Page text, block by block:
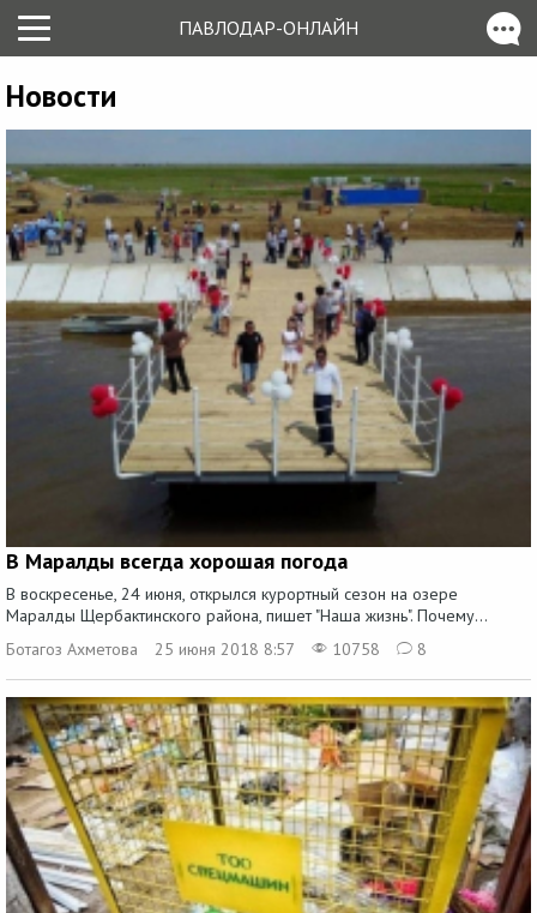
ПАВЛОДАР-ОНЛАЙН
Новости
В Маралды всегда хорошая погода
В воскресенье, 24 июня, открылся курортный сезон на озере
Маралды Щербактинского района, пишет "Наша жизнь". Почему...
Ботагоз Ахметова
25 июня 2018 8:57 10758 8